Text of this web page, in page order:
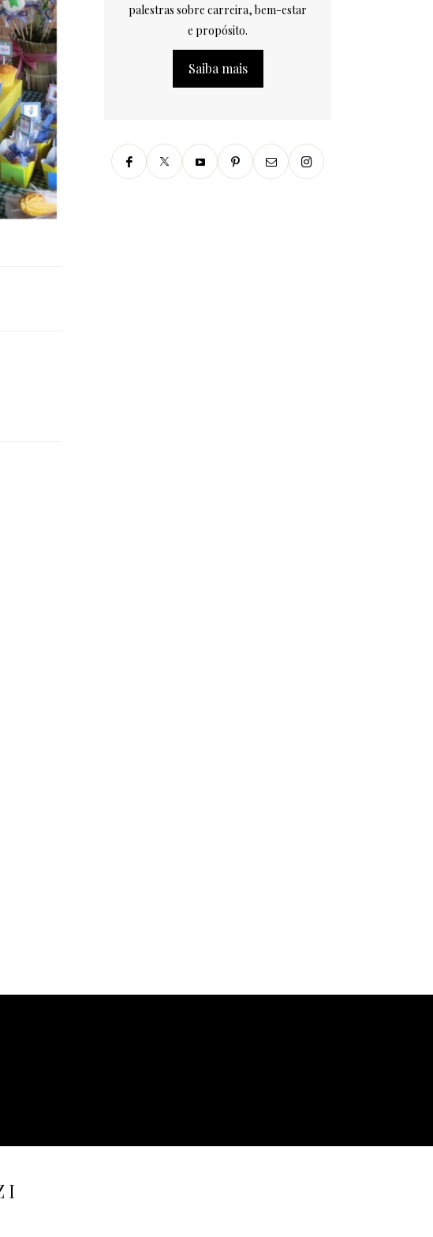
palestras sobre carreira, bem-estar
e propósito.
Saiba mais